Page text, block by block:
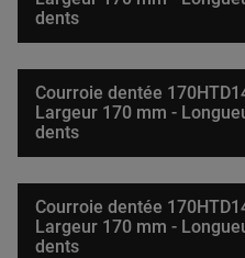
dents
Courroie dentée
Largeur 170 mm -
dents
Courroie dentée
Largeur 170 mm -
dents